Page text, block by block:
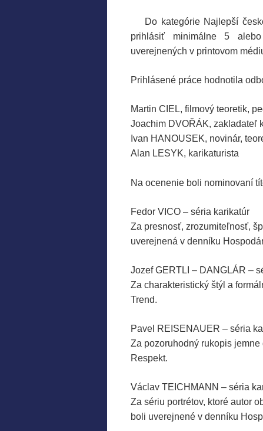
Do kategórie Najlepší
prihlásiť minimálne 5
uverejnených v printovom
Prihlásené práce hodnotila
Martin CIEL, filmový teoretik,
Joachim DVOŘÁK, zakladateľ
Ivan HANOUSEK, novinár,
Alan LESYK, karikaturista
Na ocenenie boli nominovaní
Fedor VICO – séria karikatúr
Za presnosť, zrozumiteľnosť,
uverejnená v denníku
Jozef GERTLI – DANGLÁR –
Za charakteristický štýl a
Trend.
Pavel REISENAUER – séria
Za pozoruhodný rukopis
Respekt.
Václav TEICHMANN – séria
Za sériu portrétov, ktoré autor
boli uverejnené v denníku